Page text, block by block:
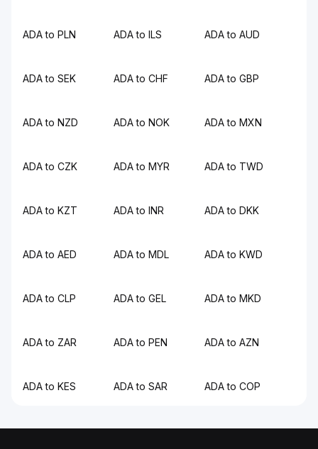
ADA to PLN ADA to ILS ADA to AUD
ADA to SEK ADA to CHF ADA to GBP
ADA to NZD ADA to NOK ADA to MXN
ADA to CZK ADA to MYR ADA to TWD
ADA to KZT ADA to INR ADA to DKK
ADA to AED ADA to MDL ADA to KWD
ADA to CLP ADA to GEL ADA to MKD
ADA to ZAR ADA to PEN ADA to AZN
ADA to KES ADA to SAR ADA to COP